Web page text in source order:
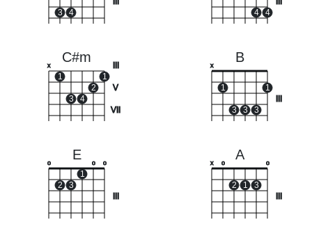
3 4 4 4
C#m
V
VII
x
1
3 4
2
1
B
x
1
3 3 3
1
E
o
2 3
1
o o
A
x o
2 1 3
o